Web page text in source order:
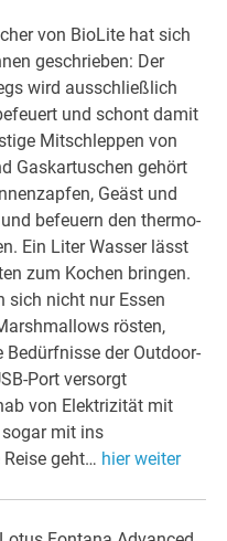
von BioLite hat sich
geschrieben: Der
wird ausschließlich
und schont damit
Mitschleppen von
Gaskartuschen gehört
Geäst und
befeuern den thermo-
Ein Liter Wasser lässt
zum Kochen bringen.
sich nicht nur Essen
rösten,
der Outdoor-
Port versorgt
von Elektrizität mit
mit ins
geht… hier weiter